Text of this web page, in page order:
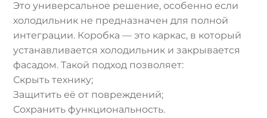
Это универсальное решение, особенно если
холодильник не предназначен для полной
интеграции. Коробка — это каркас, в который
устанавливается холодильник и закрывается
фасадом. Такой подход позволяет:
Скрыть технику;
Защитить её от повреждений;
Сохранить функциональность.